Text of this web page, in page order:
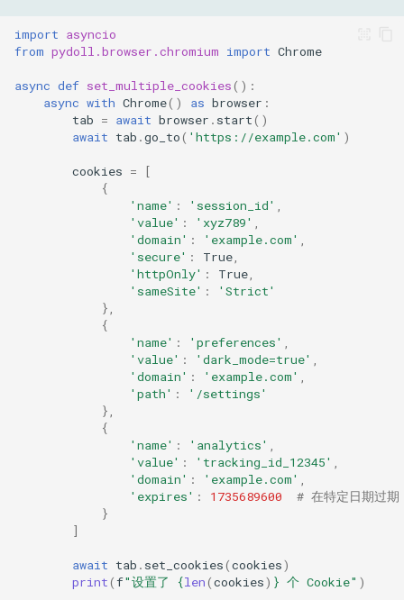
import asyncio
from pydoll.browser.chromium import Chrome
async def set_multiple_cookies():
async with Chrome() as browser :
tab = await browser . start()
await tab .go_to( 'https://example.com' )
cookies =
[
{
'name' : 'session_id'
'value' : 'xyz789'
'domain' : 'example.com'
'secure' : True
'httpOnly' : True
'sameSite' :
'Strict'
},
{
'name' : 'preferences'
'value' : 'dark_mode=true'
'domain' : 'example.com'
'path' :
'/settings'
},
{
'name' : 'analytics'
'value' : 'tracking_id_12345'
'domain' : 'example.com'
'expires' : 1735689600
# 在特定日期过期
}
]
await tab . set_cookies(cookies)
print(f"设置了 {len(cookies) } 个 Cookie" )